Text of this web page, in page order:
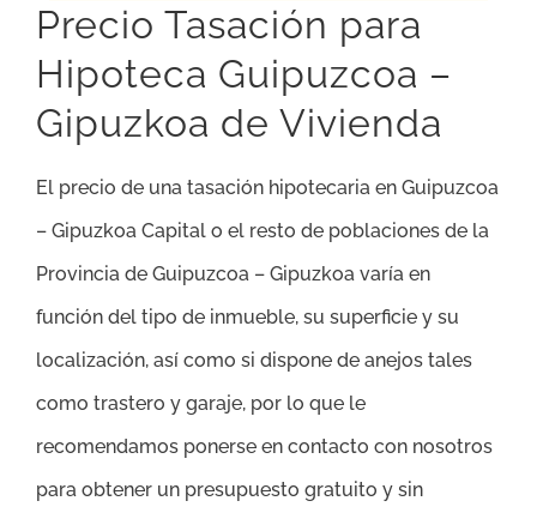
Precio Tasación para
Hipoteca Guipuzcoa –
Gipuzkoa de Vivienda
El precio de una tasación hipotecaria en Guipuzcoa
– Gipuzkoa Capital o el resto de poblaciones de la
Provincia de Guipuzcoa – Gipuzkoa varía en
función del tipo de inmueble, su superficie y su
localización, así como si dispone de anejos tales
como trastero y garaje, por lo que le
recomendamos ponerse en contacto con nosotros
para obtener un presupuesto gratuito y sin